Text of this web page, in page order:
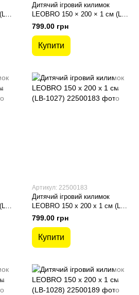
Дитячий ігровий килимок
LEOBRO 150 × 200 × 1 см (LB-
1025)
799.00 грн
Купити
Артикул: 22500183
Дитячий ігровий килимок
LEOBRO 150 x 200 x 1 см (LB-
1027)
799.00 грн
Купити